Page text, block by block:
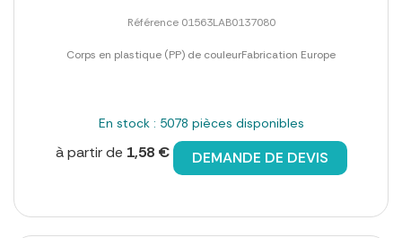
Référence 01563LAB0137080
Corps en plastique (PP) de couleurFabrication Europe
En stock : 5078 pièces disponibles
à partir de 1,58 € DEMANDE DE DEVIS